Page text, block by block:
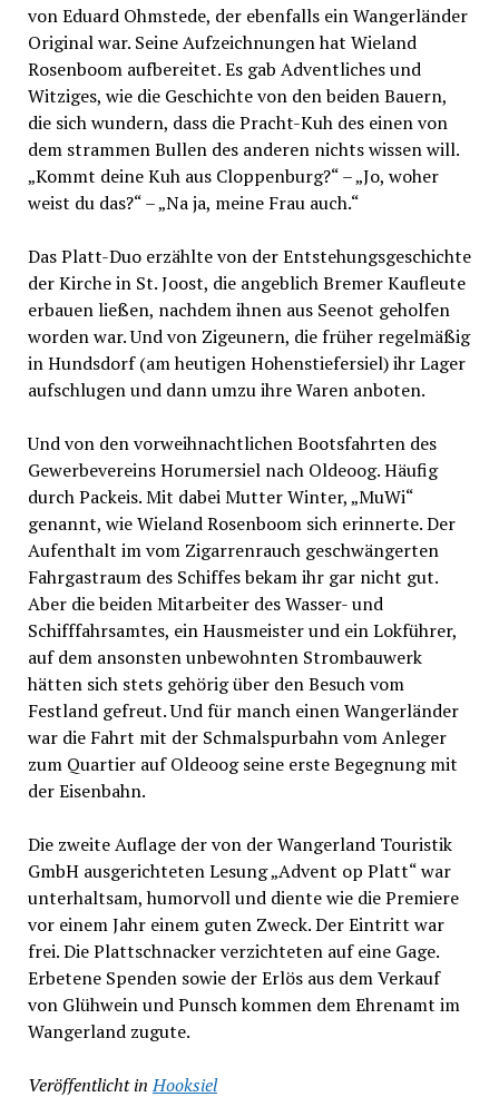
von Eduard Ohmstede, der ebenfalls ein Wangerländer
Original war. Seine Aufzeichnungen hat Wieland
Rosenboom aufbereitet. Es gab Adventliches und
Witziges, wie die Geschichte von den beiden Bauern,
die sich wundern, dass die Pracht-Kuh des einen von
dem strammen Bullen des anderen nichts wissen will.
„Kommt deine Kuh aus Cloppenburg?“ – „Jo, woher
weist du das?“ – „Na ja, meine Frau auch.“
Das Platt-Duo erzählte von der Entstehungsgeschichte
der Kirche in St. Joost, die angeblich Bremer Kaufleute
erbauen ließen, nachdem ihnen aus Seenot geholfen
worden war. Und von Zigeunern, die früher regelmäßig
in Hundsdorf (am heutigen Hohenstiefersiel) ihr Lager
aufschlugen und dann umzu ihre Waren anboten.
Und von den vorweihnachtlichen Bootsfahrten des
Gewerbevereins Horumersiel nach Oldeoog. Häufig
durch Packeis. Mit dabei Mutter Winter, „MuWi“
genannt, wie Wieland Rosenboom sich erinnerte. Der
Aufenthalt im vom Zigarrenrauch geschwängerten
Fahrgastraum des Schiffes bekam ihr gar nicht gut.
Aber die beiden Mitarbeiter des Wasser- und
Schifffahrsamtes, ein Hausmeister und ein Lokführer,
auf dem ansonsten unbewohnten Strombauwerk
hätten sich stets gehörig über den Besuch vom
Festland gefreut. Und für manch einen Wangerländer
war die Fahrt mit der Schmalspurbahn vom Anleger
zum Quartier auf Oldeoog seine erste Begegnung mit
der Eisenbahn.
Die zweite Auflage der von der Wangerland Touristik
GmbH ausgerichteten Lesung „Advent op Platt“ war
unterhaltsam, humorvoll und diente wie die Premiere
vor einem Jahr einem guten Zweck. Der Eintritt war
frei. Die Plattschnacker verzichteten auf eine Gage.
Erbetene Spenden sowie der Erlös aus dem Verkauf
von Glühwein und Punsch kommen dem Ehrenamt im
Wangerland zugute.
Veröffentlicht in Hooksiel